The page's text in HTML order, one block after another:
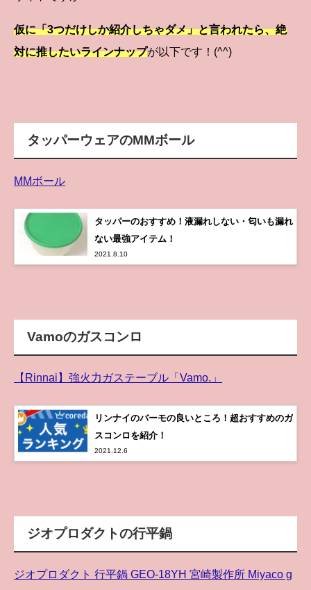
仮に「3つだけしか紹介しちゃダメ」と言われたら、絶
対に推したいラインナップが以下です！(^^)
タッパーウェアのMMボール
MMボール
タッパーのおすすめ！液漏れしない・匂いも漏れ
ない最強アイテム！
2021.8.10
Vamoのガスコンロ
【Rinnai】強火力ガステーブル「Vamo.」
リンナイのバーモの良いところ！超おすすめのガ
スコンロを紹介！
2021.12.6
ジオプロダクトの行平鍋
ジオプロダクト 行平鍋 GEO-18YH 宮崎製作所 Miyaco g